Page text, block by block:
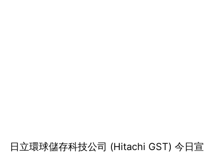
日立環球儲存科技公司 (Hitachi GST) 今日宣